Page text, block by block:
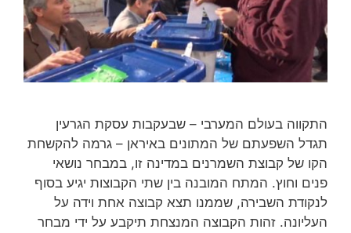
התקווה בעולם המערבי – שבעקבות עסקת הגרעין
תגדל השפעתם של המתונים באיראן – גרמה להקשחת
הקו של קבוצת השמרנים במדינה זו, במבחר נושאי
פנים וחוץ. המתח המובנה בין שתי הקבוצות יגיע בסוף
לנקודת השבירה, שממנו תצא קבוצה אחת וידה על
העליונה. זהות הקבוצה המנצחת תיקבע על ידי מבחר